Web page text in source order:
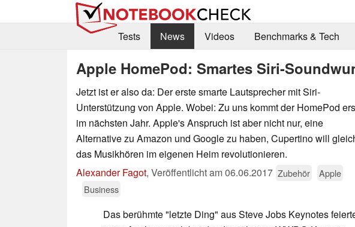
Tests
News Videos Benchmarks & Tech
Apple HomePod: Smartes Siri-
Jetzt ist er also da: Der erste smarte Lautsprecher mit Siri-
Unterstützung von Apple. Wobei: Zu uns kommt der HomePod
im nächsten Jahr. Apple's Anspruch ist aber nicht nur, eine
Alternative zu Amazon und Google zu haben, Cupertino will
das Musikhören im eigenen Heim revolutionieren.
Alexander Fagot, Veröffentlicht am06.06.2017 Zubehör
Apple
Business
Das berühmte "letzte Ding" aus Steve Jobs Keynotes